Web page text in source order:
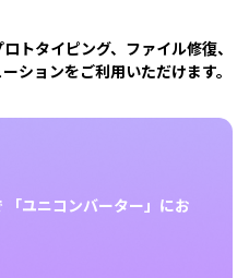
トタイピング、ファイル修復、
ションをご利用いただけます。
「ユニコンバーター」にお